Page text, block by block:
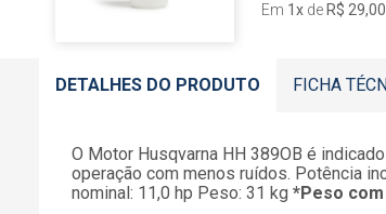
Em 1x de R$ 29,00
DETALHES DO PRODUTO FICHA
O Motor Husqvarna HH 389OB é
operação com menos ruídos. Potência
nominal: 11,0 hp Peso: 31 kg *Peso